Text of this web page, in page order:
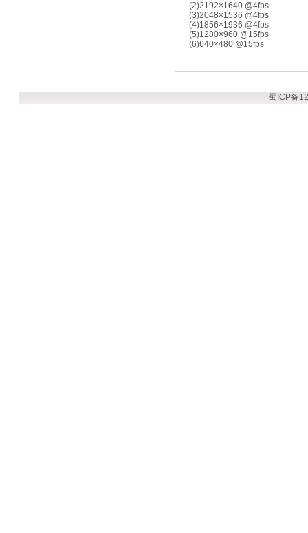
(2)2192×1640 @4fps
(3)2048×1536 @4fps
(4)1856×1936 @4fps
(5)1280×960 @15fps
(6)640×480 @15fps
蜀ICP备